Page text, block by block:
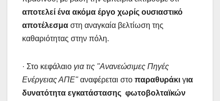
αποτελεί ένα ακόμα έργο χωρίς ουσιαστικό
αποτέλεσμα στη αναγκαία βελτίωση της
καθαριότητας στην πόλη.
· Στο κεφάλαιο για τις "Ανανεώσιμες Πηγές
Ενέργειας ΑΠΕ"αναφέρεται στο παραθυράκι για
δυνατότητα εγκατάστασης φωτοβολταϊκών